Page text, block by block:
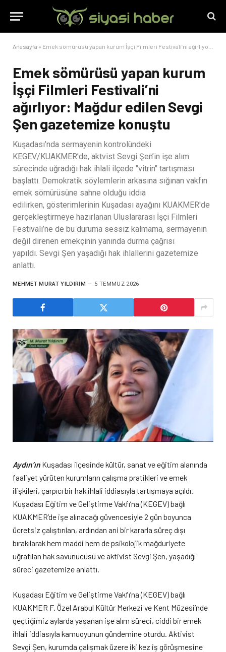
Anasayfa » Emek sömürüsü yapan kurum İşçi Filmleri Festivali’ni ağırlıyor: Mağdur edilen Sevgi Şen gazetemize konuştu
Emek sömürüsü yapan kurum
İşçi Filmleri Festivali’ni
ağırlıyor: Mağdur edilen Sevgi
Şen gazetemize konuştu
Kuşadası’nda sermayenin kontrolündeki
KEGEV/KUAKMER’de, aktvist Sevgi Şen’in işe alım
sürecinde uğradığı hak ihlali ilçede "vitrin" tartışması
başlattı. Demokratik söylemlerin arkasına sığınan vakfın
emek sömürüsüne sahne olduğu iddia
edilirken, gösterimlerinin Kuşadası ayağını KUAKMER'de
gerçekleştirmeye hazırlanan Uluslararası İşçi Filmleri
Festivali’ne de bu duruma sessiz kalmama, sermayenin
değil direnen emekçinin yanında durma çağrısı
yapıldı. Sevgi Şen yaşadığı hak ihlallerini gazetemize
anlattı.
MEHMET MURAT YILDIRIM 5 TEMMUZ 2026
Aydın’ın Kuşadası ilçesinde kültür, sanat ve eğitim alanında
faaliyet yürüten kurumların çalışma pratikleri ve emek
ilişkileri, çarpıcı bir hak ihlali iddiasıyla tartışmaya açıldı.
Kuşadası Eğitim ve Geliştirme Vakfı’na (KEGEV) bağlı
KUAKMER’de işe alınacağı güvencesiyle 2 gün boyunca
ücretsiz çalıştırılan, ardından ani bir kararla süreç dışı
bırakılarak hem maddi hem de psikolojik mağduriyete
uğratılan hak savunucusu ve aktivist Sevgi Şen, yaşadığı
süreci gazetemize anlattı.
Kuşadası Eğitim ve Geliştirme Vakfı’na (KEGEV) bağlı
KUAKMER F. Özel Arabul Kültür Merkezi ve Kent Müzesi’nde
geçtiğimiz aylarda yaşanan işe alım süreci, ciddi bir emek
ihlali iddiasıyla kamuoyunun gündemine oturdu. Aktivist
Sevgi Şen, kurumda çalışmak üzere iki kez iş görüşmesine